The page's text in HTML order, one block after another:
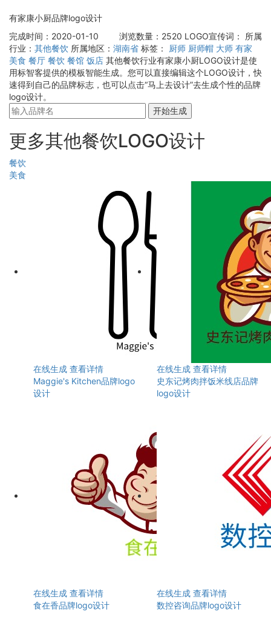
有家康小厨品牌logo设计
完成时间：2020-01-10
浏览数量：2520 LOGO宣传词：
所属
行业： 其他餐饮 所属地区： 湖南省 标签： 厨师 厨师帽 大师 有家
美食 餐厅 餐饮 餐馆 饭店 其他餐饮行业有家康小厨LOGO设计是使
用标智客提供的模板智能生成。您可以直接编辑这个LOGO设计，快
速得到自己的品牌标志，也可以点击“马上去设计”去生成个性的品牌
logo设计。
开始生成
更多其他餐饮LOGO设计
餐饮
美食
在线生成 查看详情
Maggie's Kitchen品牌logo
设计
在线生成 查看详情
史东记烤肉拌饭米线店品牌
logo设计
在线生成 查看详情
食在香品牌logo设计
在线生成 查看详情
数控咨询品牌logo设计